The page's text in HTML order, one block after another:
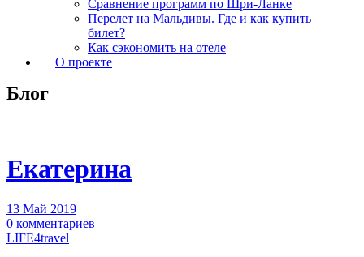
Сравнение программ по Шри-Ланке
Перелет на Мальдивы. Где и как купить
билет?
Как сэкономить на отеле
О проекте
Блог
Екатерина
13 Май 2019
0 комментариев
LIFE4travel